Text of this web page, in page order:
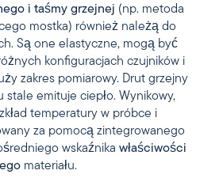
i taśmy grzejnej (np. metoda
mostka) również należą do
Są one elastyczne, mogą być
konfiguracjach czujników i
zakres pomiarowy. Drut grzejny
stale emituje ciepło. Wynikowy,
temperatury w próbce i
za pomocą zintegrowanego
wskaźnika właściwości
materiału.